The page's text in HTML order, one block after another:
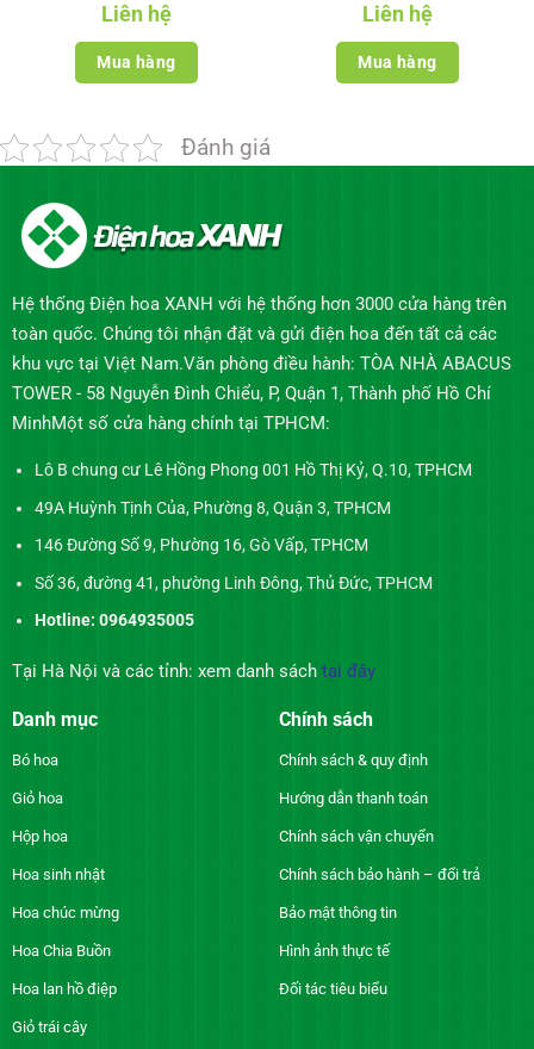
Liên hệ
Mua hàng
Liên hệ
Mua hàng
Đánh giá
Hệ thống Điện hoa XANH với hệ thống hơn 3000 cửa hàng trên
toàn quốc. Chúng tôi nhận đặt và gửi điện hoa đến tất cả các
khu vực tại Việt Nam.Văn phòng điều hành: TÒA NHÀ ABACUS
TOWER - 58 Nguyễn Đình Chiểu, P, Quận 1, Thành phố Hồ Chí
MinhMột số cửa hàng chính tại TPHCM:
Lô B chung cư Lê Hồng Phong 001 Hồ Thị Kỷ, Q.10, TPHCM
49A Huỳnh Tịnh Của, Phường 8, Quận 3, TPHCM
146 Đường Số 9, Phường 16, Gò Vấp, TPHCM
Số 36, đường 41, phường Linh Đông, Thủ Đức, TPHCM
Hotline: 0964935005
Tại Hà Nội và các tỉnh: xem danh sách tại đây
Danh mục
Bó hoa
Giỏ hoa
Hộp hoa
Hoa sinh nhật
Hoa chúc mừng
Hoa Chia Buồn
Hoa lan hồ điệp
Giỏ trái cây
Chính sách
Chính sách & quy định
Hướng dẫn thanh toán
Chính sách vận chuyển
Chính sách bảo hành – đổi trả
Bảo mật thông tin
Hình ảnh thực tế
Đối tác tiêu biểu